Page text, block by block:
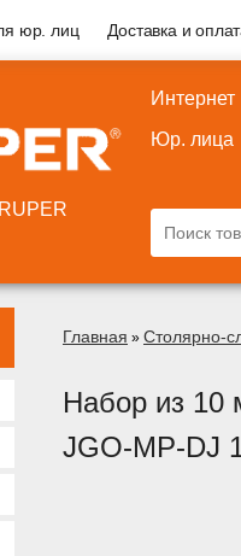
юр. лиц Доставка и
Интернет
Юр. лица
Главная » Столярно-
Набор из 10
JGO-MP-DJ